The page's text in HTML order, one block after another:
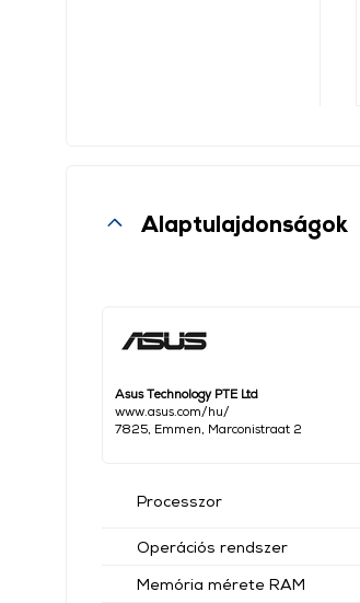
Alaptulajdonságok
Asus Technology PTE Ltd
www.asus.com/hu/
7825, Emmen, Marconistraat 2
Processzor
Operációs rendszer
Memória mérete RAM